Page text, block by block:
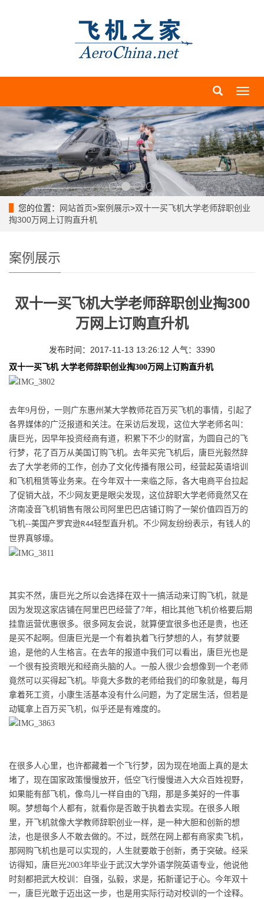
导
菜
单
您的位置： 网站首页>案例展示>双十一买飞机大学老师辞职创业
掏300万网上订购直升机
案例展示
双十一买飞机大学老师辞职创业掏300
万网上订购直升机
发布时间：2017-11-13 13:26:12 人气：3390
双十一买飞机 大学老师辞职创业掏300万 网上订购直升机
去年9月份，一则广东惠州 某大学教师花百万买飞机的事情，引起了
各界媒体的广泛报道和关注。在采访后发现，这位大学老师名叫 ：
唐巨光，
因早年投资经商有道，积累下不少的财富，为圆自己的飞
行梦，花了百万从美国订购飞机。去年买完飞机后， 唐巨光毅然辞
去了大学老师的工作，创办了文化传播有限公司，经营起英语培训
和飞机租赁等业务来。在今年双十一来临之际，各大电商平台拉起
了促销大战，不少网友更是眼尖发现，这位辞职大学老师竟然又在
济南凌音 飞机销售有限公司 阿里巴巴店铺订购了一架价值四百万的
飞机--美国产罗宾逊R44轻型 直升机。不少网友纷纷表示，有钱人的
世界真够壕。
其实不然，唐巨光之所以会选择在双十一搞活动来订购飞机，就是
因为发现这家店铺在阿里巴巴经营了7年，相比其他飞机价格要后期
挂靠运营优惠很多。很多网友会说，就算便宜很多也还是贵，也还
是买不起啊。但唐巨光是一个有着执着飞行梦想的人，有梦就要
追 ，是他的人生格言。在去年的报道中我们可以看出，唐巨光也是
一个很有投资眼光和经商头脑的人。一般人很少会想像到一个老师
竟然可以买得起飞机。毕竟大多数的老师给我们的印象就是，每月
拿着死工资，小康生活基本没有什么问题，为了定居生活， 但若是
动辄拿上百万买飞机，似乎还是有难度的。
在很多人心里，也许都藏着一个飞行梦，因为现在地面上真的是太
堵了， 现在 国家政策慢慢放开，低空飞行慢慢进入大众百姓视野，
如果能有部飞机，像鸟儿一样自由的飞翔，那是多美好的一件事
啊 。梦想每个人都有， 就看你是否敢于执着去实现。在很多人眼
里，开飞机就像大学教师辞职创业一样，是一种大胆和创新的想
法，也是很多人不敢去做的。不过，既然在网上都有商家卖飞机，
那 网购飞机也是可以实现的，人生就要敢于创新，勇于突破。经采
访得知，唐巨光2003年毕业于武汉大学外语学院英语专业，他说他
时刻都把武大校训 ： 自强 ， 弘毅，求是，拓新谨记于心。 今年双十
一，唐巨光敢于迈出这一步，也是用 实际行动对校训 的一个诠释。